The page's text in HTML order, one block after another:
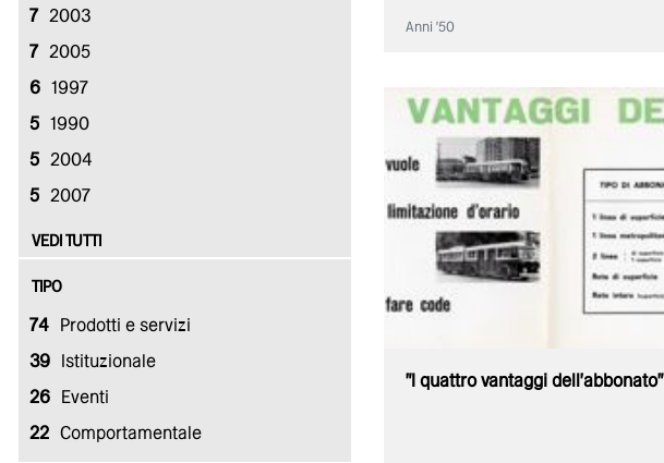
7 2003
7 2005
6 1997
5 1990
5 2004
5 2007
VEDI TUTTI
TIPO
74 Prodotti e servizi
39 Istituzionale
26 Eventi
22 Comportamentale
Anni '50
"I quattro vantaggi dell'abbonato"